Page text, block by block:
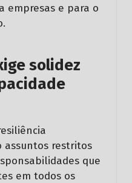
empresas e para o
solidez
assuntos restritos
que
em todos os